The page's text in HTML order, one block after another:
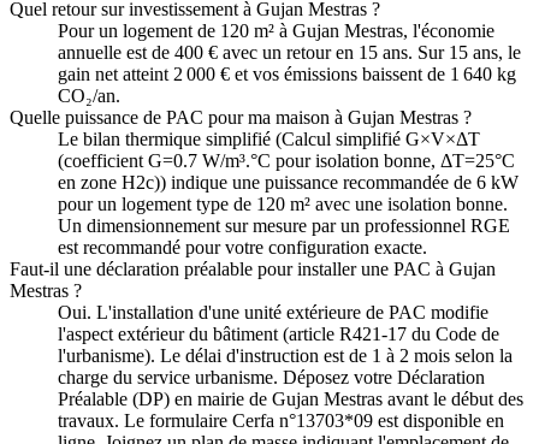
Quel retour sur investissement à Gujan Mestras ?
Pour un logement de 120 m² à Gujan Mestras, l'économie
annuelle est de 400 € avec un retour en 15 ans. Sur 15 ans, le
gain net atteint 2 000 € et vos émissions baissent de 1 640 kg
CO₂/an.
Quelle puissance de PAC pour ma maison à Gujan Mestras ?
Le bilan thermique simplifié (Calcul simplifié G×V×ΔT
(coefficient G=0.7 W/m³.°C pour isolation bonne, ΔT=25°C
en zone H2c)) indique une puissance recommandée de 6 kW
pour un logement type de 120 m² avec une isolation bonne.
Un dimensionnement sur mesure par un professionnel RGE
est recommandé pour votre configuration exacte.
Faut-il une déclaration préalable pour installer une PAC à Gujan
Mestras ?
Oui. L'installation d'une unité extérieure de PAC modifie
l'aspect extérieur du bâtiment (article R421-17 du Code de
l'urbanisme). Le délai d'instruction est de 1 à 2 mois selon la
charge du service urbanisme. Déposez votre Déclaration
Préalable (DP) en mairie de Gujan Mestras avant le début des
travaux. Le formulaire Cerfa n°13703*09 est disponible en